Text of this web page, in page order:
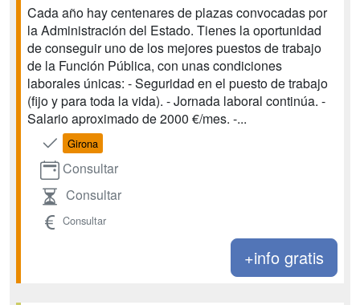
Cada año hay centenares de plazas convocadas por
la Administración del Estado. Tienes la oportunidad
de conseguir uno de los mejores puestos de trabajo
de la Función Pública, con unas condiciones
laborales únicas: - Seguridad en el puesto de trabajo
(fijo y para toda la vida). - Jornada laboral continúa. -
Salario aproximado de 2000 €/mes. -...
Girona
Consultar
Consultar
Consultar
+info gratis